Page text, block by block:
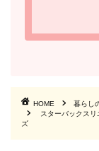
HOME 暮らし
スターバックス
ズ